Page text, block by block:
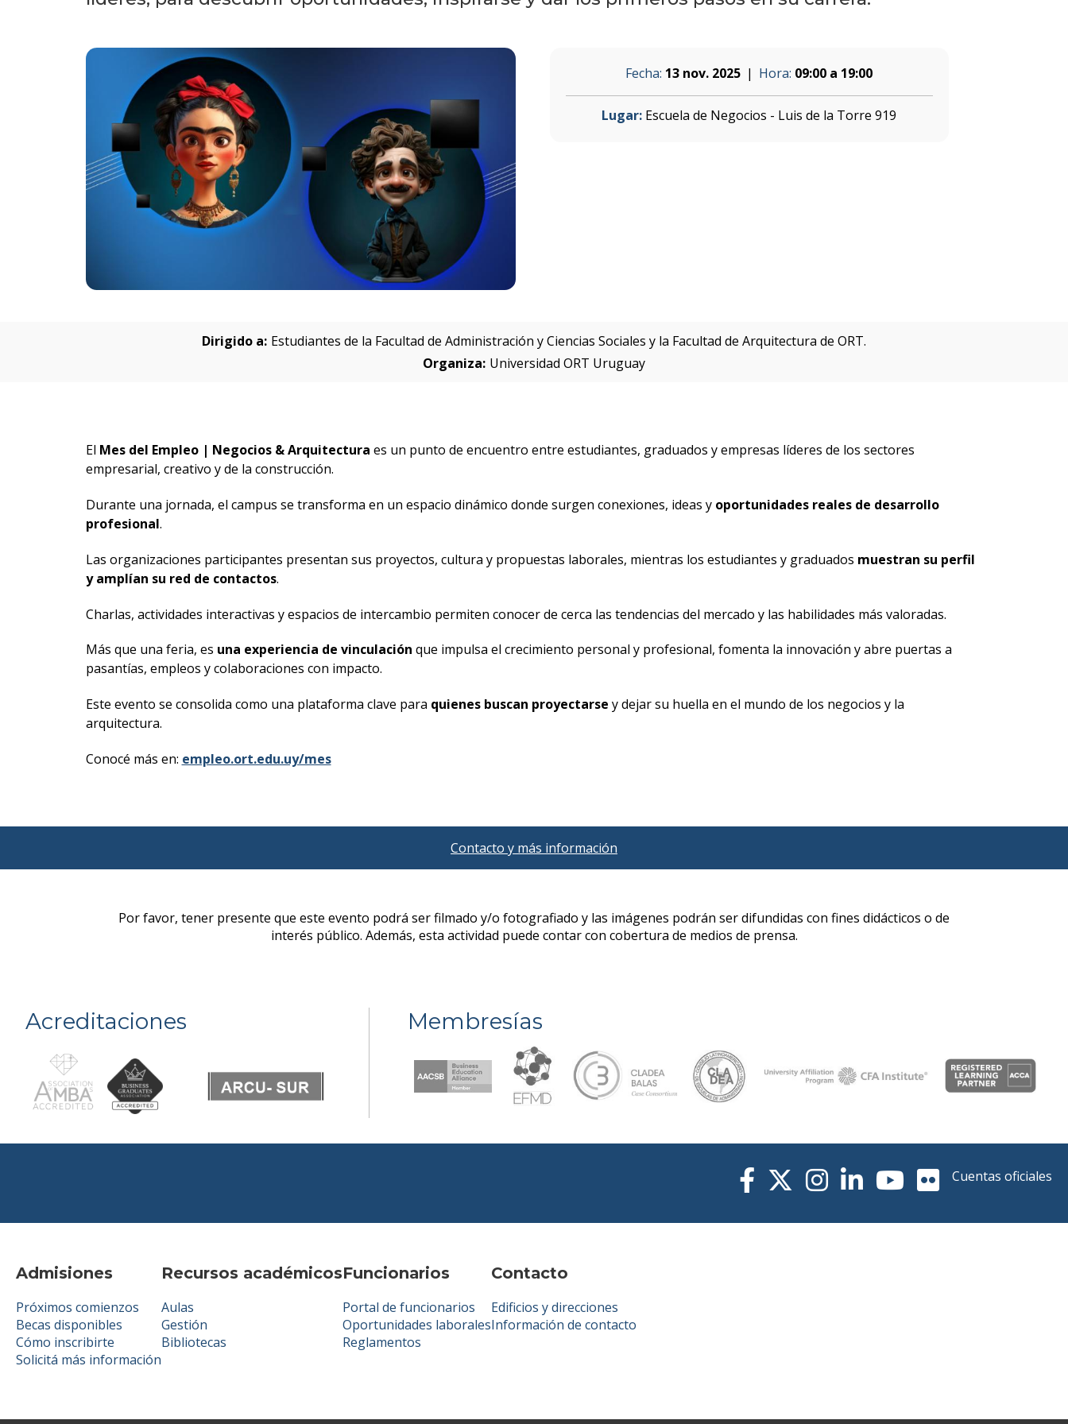
Fecha: 13 nov. 2025 Hora: 09:00 a 19:00
Lugar: Escuela de Negocios - Luis de la Torre 919
Dirigido a: Estudiantes de la Facultad de Administración y Ciencias Sociales y la Facultad de Arquitectura de ORT.
Organiza: Universidad ORT Uruguay
El Mes del Empleo | Negocios & Arquitectura es un punto de encuentro entre estudiantes, graduados y empresas líderes de los sectores
empresarial, creativo y de la construcción.
Durante una jornada, el campus se transforma en un espacio dinámico donde surgen conexiones, ideas y oportunidades reales de desarrollo
profesional.
Las organizaciones participantes presentan sus proyectos, cultura y propuestas laborales, mientras los estudiantes y graduados muestran su perfil
y amplían su red de contactos.
Charlas, actividades interactivas y espacios de intercambio permiten conocer de cerca las tendencias del mercado y las habilidades más valoradas.
Más que una feria, es una experiencia de vinculación que impulsa el crecimiento personal y profesional, fomenta la innovación y abre puertas a
pasantías, empleos y colaboraciones con impacto.
Este evento se consolida como una plataforma clave para quienes buscan proyectarse y dejar su huella en el mundo de los negocios y la
arquitectura.
Conocé más en: empleo.ort.edu.uy/mes
Contacto y más información
Acreditaciones Membresías
Admisiones
Próximos comienzos
Becas disponibles
Cómo inscribirte
Solicitá más información
Recursos académicos
Aulas
Gestión
Bibliotecas
Funcionarios
Portal de funcionarios
Oportunidades laborales
Reglamentos
Contacto
Edificios y direcciones
Información de contacto
Cuentas oficiales